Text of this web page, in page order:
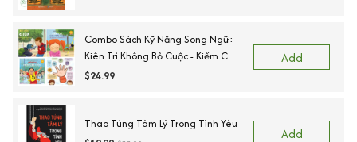
Combo Sách Kỹ Năng Song Ngữ:
Kiên Trì Không Bỏ Cuộc - Kiềm Chế
Cơn Tức Giận - Ngõ Lời Khi Cần
$24.99
Add
Thao Túng Tâm Lý Trong Tình Yêu
Add